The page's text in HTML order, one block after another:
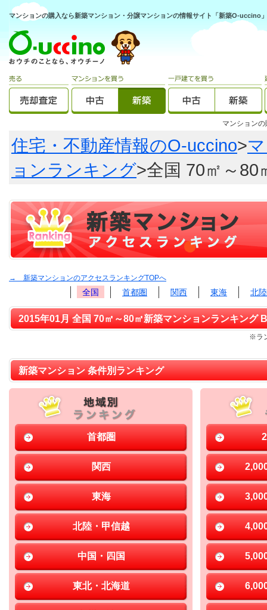
マンションの購入なら新築マンション・分譲マンションの情報サイト「新築O-uccino」
マンション
住宅・不動産情報のO-uccino>
ョンランキング>全国 70㎡～
→ 新築マンションのアクセスランキングTOPへ
全国 首都圏 関西 東海 北
2015年01月 全国 70㎡～80㎡新築マンションランキング
※ラ
新築マンション 条件別ランキング
首都圏
関西
東海
北陸・甲信越
中国・四国
東北・北海道